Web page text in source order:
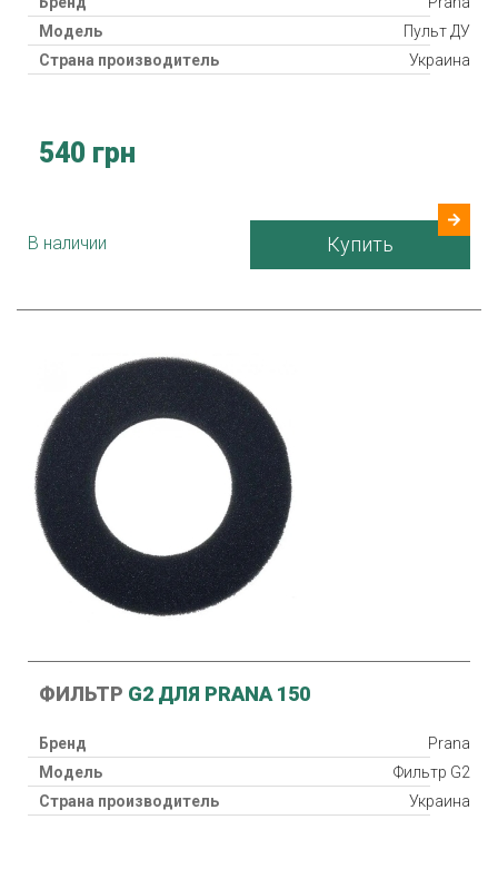
Модель
Пульт ДУ
Страна производитель
Украина
540 грн
В наличии Купить
ФИЛЬТР G2 ДЛЯ PRANA 150
Бренд
Prana
Модель
Фильтр G2
Страна производитель
Украина